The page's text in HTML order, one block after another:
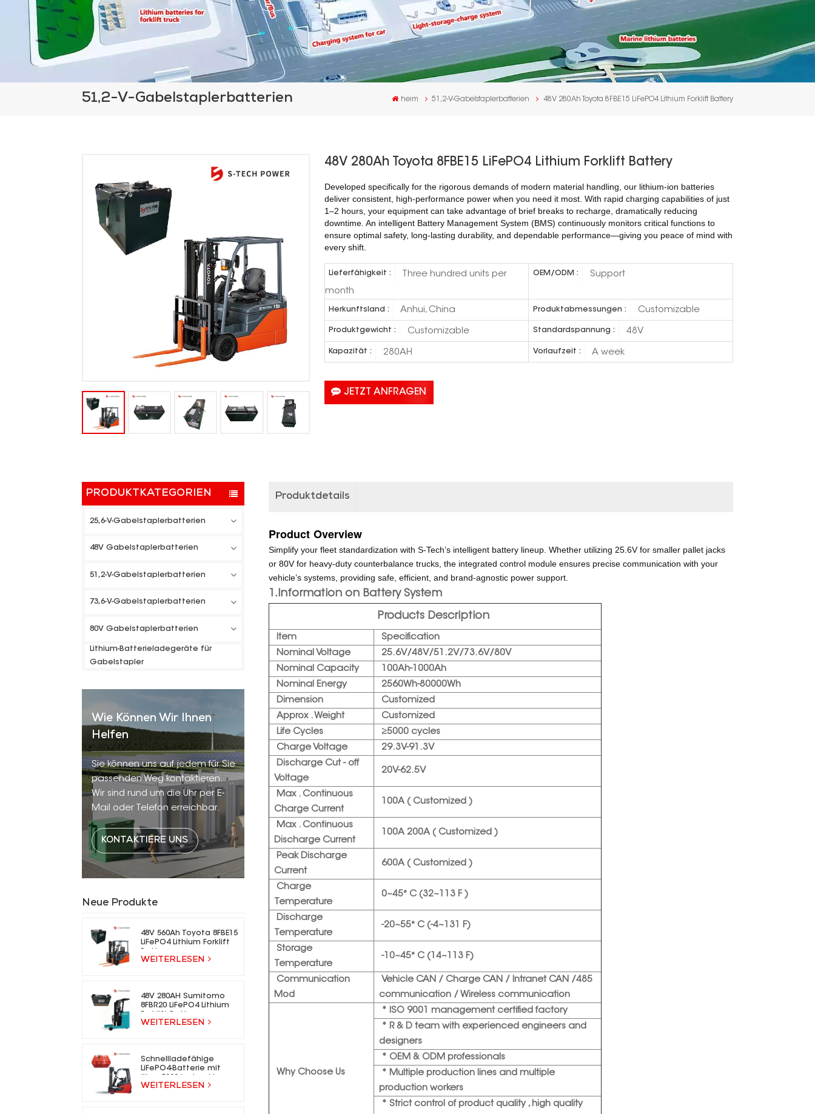
51,2-V-Gabelstaplerbatterien heim 51,2-V-Gabelstaplerbatterien 48V 280Ah Toyota 8FBE15 LiFePO4 Lithium Forklift Battery
48V 280Ah Toyota 8FBE15 LiFePO4 Lithium Forklift Battery
Developed specifically for the rigorous demands of modern material handling, our lithium-ion batteries
deliver consistent, high-performance power when you need it most. With rapid charging capabilities of just
1–2 hours, your equipment can take advantage of brief breaks to recharge, dramatically reducing
downtime. An intelligent Battery Management System (BMS) continuously monitors critical functions to
ensure optimal safety, long-lasting durability, and dependable performance—giving you peace of mind with
every shift.
Lieferfähigkeit :
Three hundred units per
month
OEM/ODM : Support
Herkunftsland : Anhui, China Produktabmessungen : Customizable
Produktgewicht : Customizable Standardspannung : 48V
Kapazität : 280AH Vorlaufzeit : A week
JETZT ANFRAGEN
PRODUKTKATEGORIEN
25,6-V-Gabelstaplerbatterien
48V Gabelstaplerbatterien
51,2-V-Gabelstaplerbatterien
73,6-V-Gabelstaplerbatterien
80V Gabelstaplerbatterien
Lithium-Batterieladegeräte für
Gabelstapler
Wie Können Wir Ihnen
Helfen
Sie können uns auf jedem für Sie
passenden Weg kontaktieren.
Wir sind rund um die Uhr per E-
Mail oder Telefon erreichbar.
KONTAKTIERE UNS
Neue Produkte
48V 560Ah Toyota 8FBE15
LiFePO4 Lithium Forklift
WEITERLESEN
48V 280AH Sumitomo
8FBR20 LiFePO4 Lithium
WEITERLESEN
Schnellladefähige
LiFePO4-Batterie mit
für Elektrogabelstapler
WEITERLESEN
Produktdetails
Product Overview
Simplify your fleet standardization with S-Tech’s intelligent battery lineup. Whether utilizing 25.6V for smaller pallet jacks
or 80V for heavy-duty counterbalance trucks, the integrated control module ensures precise communication with your
vehicle’s systems, providing safe, efficient, and brand-agnostic power support.
1.Information on Battery System
Products Description
Item
Specification
Nominal Voltage
25.6V/48V/51.2V/73.6V/80V
Nominal Capacity
100Ah-1000Ah
Nominal Energy
2560Wh-80000Wh
Dimension
Customized
Approx . Weight
Customized
Life Cycles
≥5000 cycles
Charge Voltage
29.3V-91.3V
Discharge Cut - off
Voltage
20V-62.5V
Max . Continuous
Charge Current
100A ( Customized )
Max . Continuous
Discharge Current
100A 200A ( Customized )
Peak Discharge
Current
600A ( Customized )
Charge
Temperature
0~45° C (32~113 F )
Discharge
Temperature
-20~55° C (-4~131 F)
Storage
Temperature
-10~45° C (14~113 F)
Communication
Mod
Vehicle CAN / Charge CAN / Intranet CAN /485
communication / Wireless communication
Why Choose Us
* ISO 9001 management certified factory
* R & D team with experienced engineers and
designers
* OEM & ODM professionals
* Multiple production lines and multiple
production workers
* Strict control of product quality , high quality